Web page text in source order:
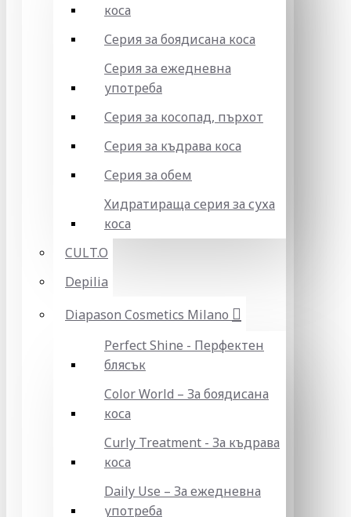
коса
Серия за боядисана коса
Серия за ежедневна
употреба
Серия за косопад, пърхот
Серия за къдрава коса
Серия за обем
Хидратираща серия за суха
коса
CULT.O
Depilia
Diapason Cosmetics Milano
Perfect Shine - Перфектен
блясък
Color World – За боядисана
коса
Curly Treatment - За къдрава
коса
Daily Use – За ежедневна
употреба